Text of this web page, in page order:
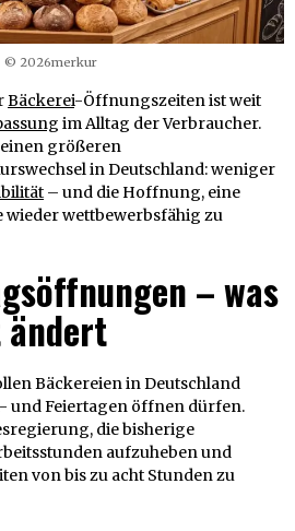
© 2026merkur
Bäckerei-Öffnungszeiten ist weit
im Alltag der Verbraucher.
größeren
in Deutschland: weniger
– und die Hoffnung, eine
wieder wettbewerbsfähig zu
– was
Bäckereien in Deutschland
und Feiertagen öffnen dürfen.
die bisherige
aufzuheben und
von bis zu acht Stunden zu